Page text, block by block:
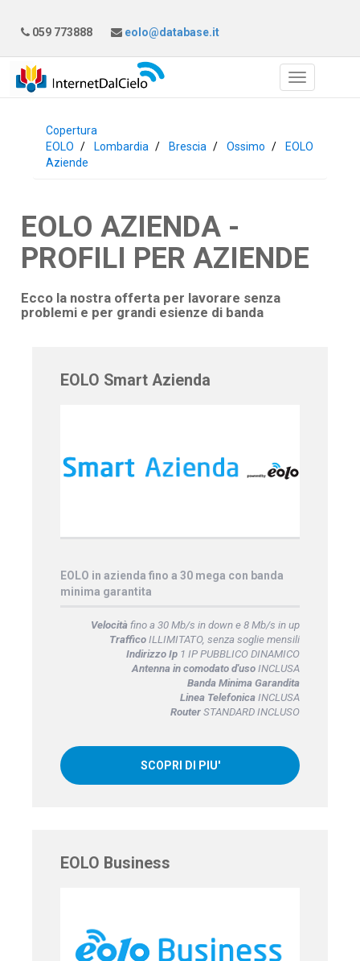
059 773888 eolo@database.it
Copertura
EOLO
Lombardia Brescia Ossimo
EOLO
Aziende
EOLO AZIENDA -
PROFILI PER AZIENDE
Ecco la nostra offerta per lavorare senza
problemi e per grandi esienze di banda
EOLO Smart Azienda
EOLO in azienda fino a 30 mega con banda
minima garantita
Velocitàfino a 30 Mb/s in down e 8 Mb/s in up
TrafficoILLIMITATO, senza soglie mensili
Indirizzo Ip1 IP PUBBLICO DINAMICO
Antenna in comodato d'usoINCLUSA
Banda Minima Garandita
Linea TelefonicaINCLUSA
RouterSTANDARD INCLUSO
SCOPRI DI PIU'
EOLO Business